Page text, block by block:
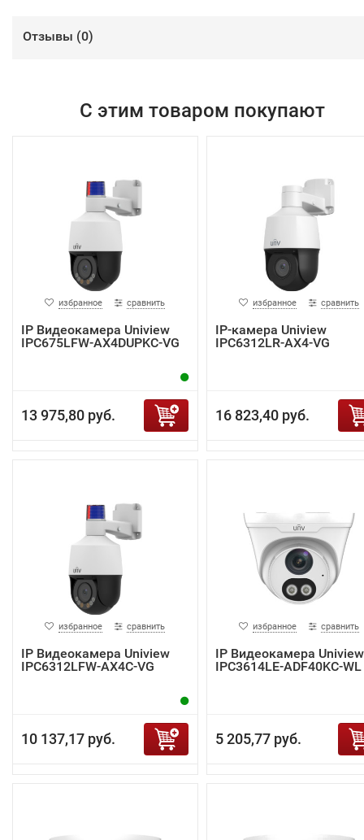
Отзывы (0)
С этим товаром покупают
избранное сравнить
IP Видеокамера Uniview
IPC675LFW-AX4DUPKC-VG
13 975,80 руб.
избранное сравнить
IP-камера Uniview
IPC6312LR-AX4-VG
16 823,40 руб.
избранное сравнить
IP Видеокамера Uniview
IPC6312LFW-AX4C-VG
10 137,17 руб.
избранное сравнить
IP Видеокамера Uniview
IPC3614LE-ADF40KC-WL
5 205,77 руб.